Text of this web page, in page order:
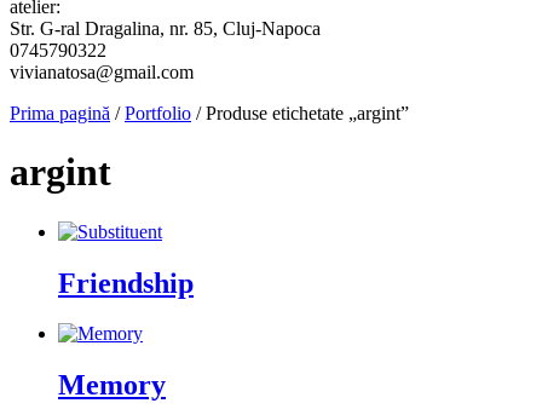
atelier:
Str. G-ral Dragalina, nr. 85, Cluj-Napoca
0745790322
vivianatosa@gmail.com
Prima pagină /Portfolio / Produse etichetate „argint”
argint
Friendship
Memory